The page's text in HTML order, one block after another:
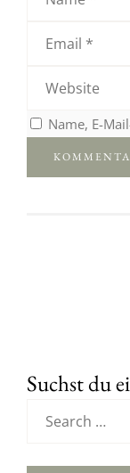
Name, E-
Suchst du